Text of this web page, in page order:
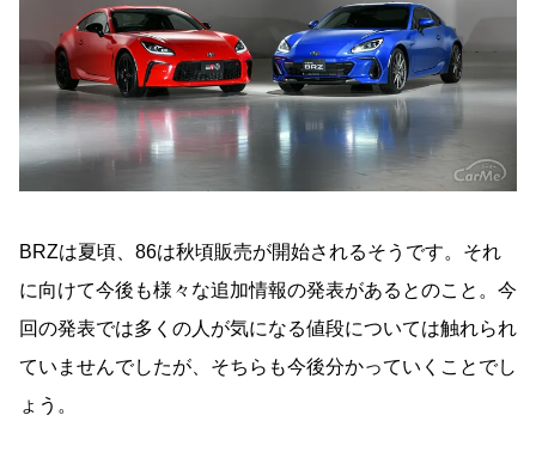
BRZは夏頃、86は秋頃販売が開始されるそうです。それ
に向けて今後も様々な追加情報の発表があるとのこと。今
回の発表では多くの人が気になる値段については触れられ
ていませんでしたが、そちらも今後分かっていくことでし
ょう。